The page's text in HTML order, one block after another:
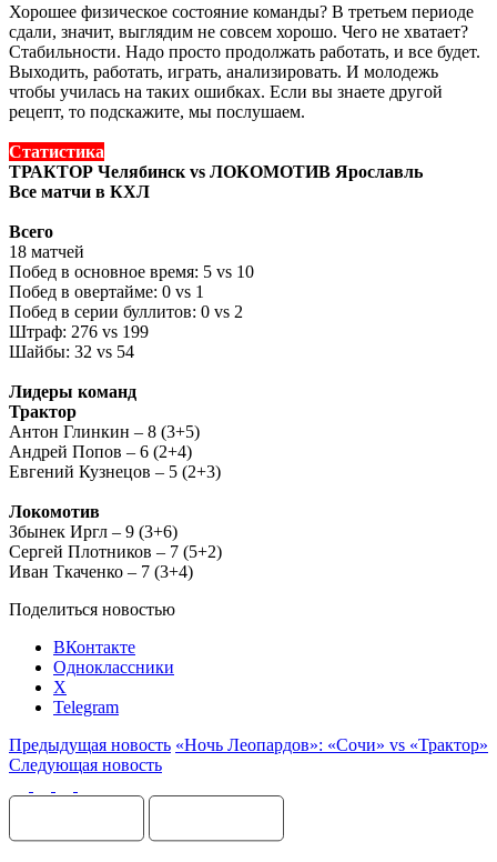
Хорошее физическое состояние команды? В третьем периоде
сдали, значит, выглядим не совсем хорошо. Чего не хватает?
Стабильности. Надо просто продолжать работать, и все будет.
Выходить, работать, играть, анализировать. И молодежь
чтобы училась на таких ошибках. Если вы знаете другой
рецепт, то подскажите, мы послушаем.
Статистика
ТРАКТОР Челябинск vs ЛОКОМОТИВ Ярославль
Все матчи в КХЛ
Всего
18 матчей
Побед в основное время: 5 vs 10
Побед в овертайме: 0 vs 1
Побед в серии буллитов: 0 vs 2
Штраф: 276 vs 199
Шайбы: 32 vs 54
Лидеры команд
Трактор
Антон Глинкин – 8 (3+5)
Андрей Попов – 6 (2+4)
Евгений Кузнецов – 5 (2+3)
Локомотив
Збынек Иргл – 9 (3+6)
Сергей Плотников – 7 (5+2)
Иван Ткаченко – 7 (3+4)
Поделиться новостью
ВКонтакте
Одноклассники
X
Telegram
Предыдущая новость «Ночь Леопардов»: «Сочи» vs «Трактор»
Следующая новость